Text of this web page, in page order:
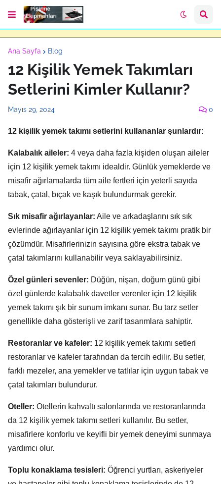
Ana Sayfa Blog
12 Kişilik Yemek Takımları
Setlerini Kimler Kullanır?
Mayıs 29, 2024 0
12 kişilik yemek takımı setlerini kullananlar şunlardır:
Kalabalık aileler: 4 veya daha fazla kişiden oluşan aileler
için 12 kişilik yemek takımı idealdir. Günlük yemeklerde ve
misafir ağırlamalarda tüm aile fertleri için yeterli sayıda
tabak, çatal, bıçak ve kaşık bulundurmak gerekir.
Sık misafir ağırlayanlar: Aile ve arkadaşlarını sık sık
evlerinde ağırlayanlar için 12 kişilik yemek takımı pratik bir
çözümdür. Misafirlerinizin sayısına göre ekstra tabak ve
çatal takımlarını kullanabilir veya saklayabilirsiniz.
Özel günleri sevenler: Düğün, nişan, doğum günü gibi
özel günlerde kalabalık davetler verenler için 12 kişilik
yemek takımı şık bir sunum imkanı sunar. Bu tarz setler
genellikle daha gösterişli ve zarif tasarımlara sahiptir.
Restoranlar ve kafeler: 12 kişilik yemek takımı setleri
restoranlar ve kafeler tarafından da tercih edilir. Bu setler,
farklı mezeler, ana yemekler ve tatlılar için uygun tabak ve
çatal takımları bulundurur.
Oteller: Otellerin kahvaltı salonlarında ve restoranlarında
da 12 kişilik yemek takımı setleri kullanılır. Bu setler,
misafirlere konforlu ve keyifli bir yemek deneyimi sunmaya
yardımcı olur.
Toplu konaklama tesisleri: Öğrenci yurtları, askeriyeler